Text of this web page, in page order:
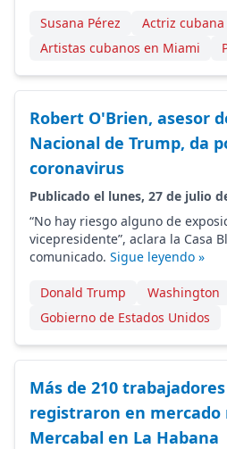
Susana Pérez
Actriz cubana
Artistas cubanos en Miami
Robert O'Brien, asesor
Nacional de Trump, da
coronavirus
Publicado el lunes, 27 de julio
“No hay riesgo alguno de
vicepresidente”, aclara la Casa
comunicado. Sigue leyendo »
Donald Trump Washington
Gobierno de Estados Unidos
Más de 210
registraron en mercado
Mercabal en La Habana